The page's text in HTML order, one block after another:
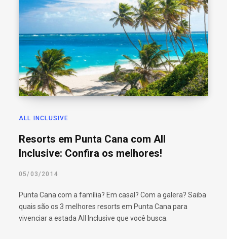
ALL INCLUSIVE
Resorts em Punta Cana com All
Inclusive: Confira os melhores!
05/03/2014
Punta Cana com a família? Em casal? Com a galera? Saiba
quais são os 3 melhores resorts em Punta Cana para
vivenciar a estada All Inclusive que você busca.